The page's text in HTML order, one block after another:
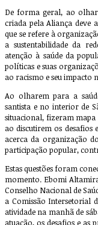
De forma geral, ao
criada pela Aliança deve
que se refere à
a sustentabilidade da
atenção à saúde da
políticas e suas
ao racismo e seu impacto
Ao olharem para a
santista e no interior de
situacional, fizeram mapa
ao discutirem os desafios
acerca da organização
participação popular,
Estas questões foram
momento. Ebomi
Conselho Nacional de
a Comissão Intersetorial
atividade na manhã de
atuação, os desafios e as